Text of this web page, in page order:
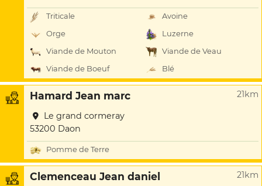
Triticale
Avoine
Orge
Luzerne
Viande de Mouton
Viande de Veau
Viande de Boeuf
Blé
Hamard Jean marc 21km
Le grand cormeray
53200 Daon
Pomme de Terre
Clemenceau Jean daniel 21km